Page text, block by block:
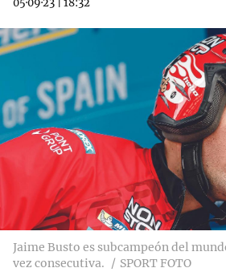
05·09·23 18:32
Jaime Busto es subcampeón del
vez consecutiva.
SPORT FOTO